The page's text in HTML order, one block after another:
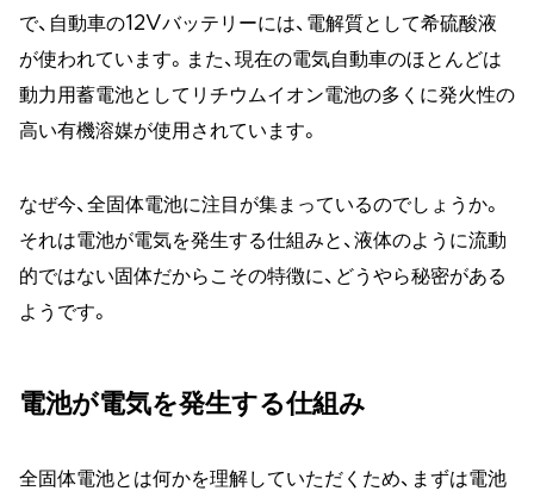
で、自動車の12Vバッテリーには、電解質として希硫酸液
が使われています。また、現在の電気自動車のほとんどは
動力用蓄電池としてリチウムイオン電池の多くに発火性の
高い有機溶媒が使用されています。
なぜ今、全固体電池に注目が集まっているのでしょうか。
それは電池が電気を発生する仕組みと、液体のように流動
的ではない固体だからこその特徴に、どうやら秘密がある
ようです。
電池が電気を発生する仕組み
全固体電池とは何かを理解していただくため、まずは電池